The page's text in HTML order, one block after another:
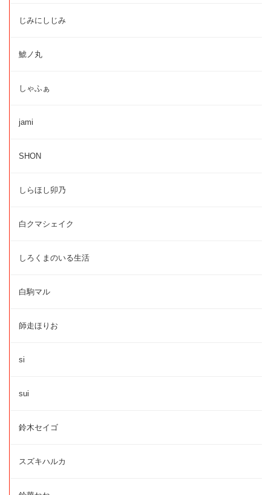
じみにしじみ
鯱ノ丸
しゃふぁ
jami
SHON
しらほし卯乃
白クマシェイク
しろくまのいる生活
白駒マル
師走ほりお
si
sui
鈴木セイゴ
スズキハルカ